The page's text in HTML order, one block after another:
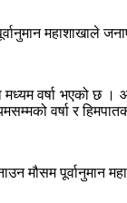
महाशाखाले
वर्षा भएको छ
वर्षा र
मौसम